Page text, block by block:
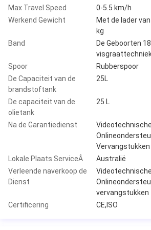
Max Travel Speed
0-5.5 km/h
Werkend Gewicht
Met de lader
kg
Band
De Geboorten
Spoor
Rubberspoor
De Capaciteit van de
brandstoftank
25L
De capaciteit van de
olietank
25 L
Na de Garantiedienst
Vervangstukken
Lokale Plaats ServiceÂ
Australië
Verleende naverkoop de
Dienst
vervangstukken
Certificering
CE,ISO